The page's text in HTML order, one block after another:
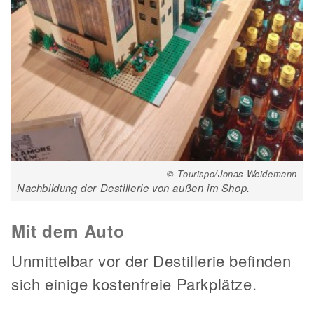
© Tourispo/Jonas Weidemann
Nachbildung der Destillerie von außen im Shop.
Mit dem Auto
Unmittelbar vor der Destillerie befinden
sich einige kostenfreie Parkplätze.